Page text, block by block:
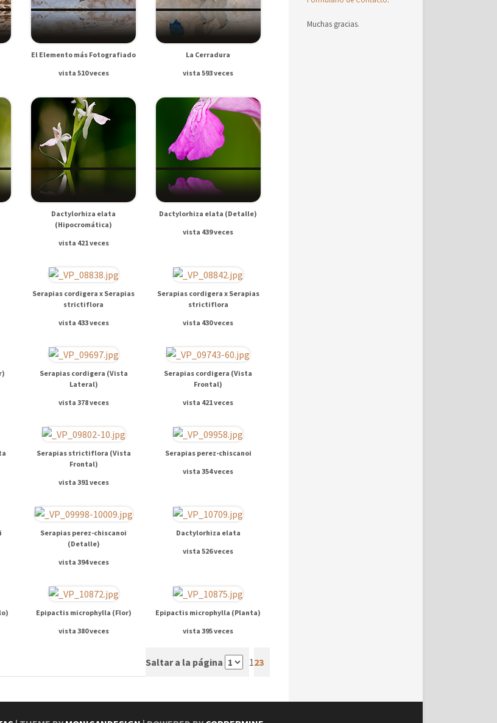
El Elemento más Fotografiado
vista 510 veces
La Cerradura
vista 593 veces
Dactylorhiza elata
(Hipocromática)
vista 421 veces
Dactylorhiza elata (Detalle)
vista 439 veces
Serapias cordigera x Serapias
strictiflora
vista 433 veces
Serapias cordigera x Serapias
strictiflora
vista 430 veces
Serapias cordigera (Vista
Lateral)
vista 378 veces
Serapias cordigera (Vista
Frontal)
vista 421 veces
Serapias strictiflora (Vista
Frontal)
vista 391 veces
Serapias perez-chiscanoi
vista 354 veces
Serapias perez-chiscanoi
(Detalle)
vista 394 veces
Dactylorhiza elata
vista 526 veces
Epipactis microphylla (Flor)
vista 380 veces
Epipactis microphylla (Planta)
vista 395 veces
Saltar a la página 123
Muchas gracias.